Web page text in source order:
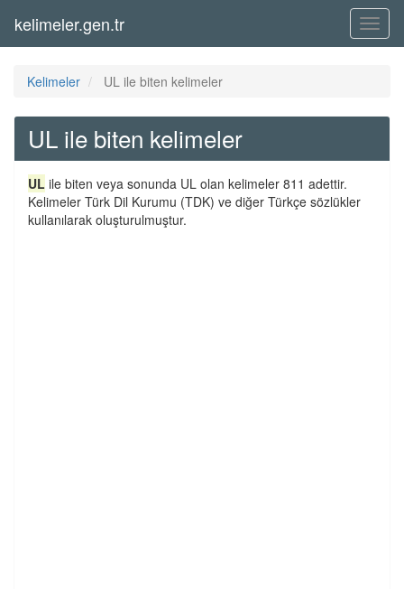
Menü
kelimeler.gen.tr
Kelimeler UL ile biten kelimeler
UL ile biten kelimeler
UL ile biten veya sonunda UL olan kelimeler 811 adettir.
Kelimeler Türk Dil Kurumu (TDK) ve diğer Türkçe sözlükler
kullanılarak oluşturulmuştur.